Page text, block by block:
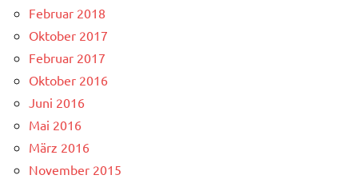
Februar 2018
Oktober 2017
Februar 2017
Oktober 2016
Juni 2016
Mai 2016
März 2016
November 2015